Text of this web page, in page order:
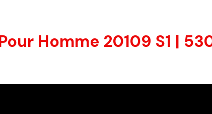
Homme 20109 S1 |